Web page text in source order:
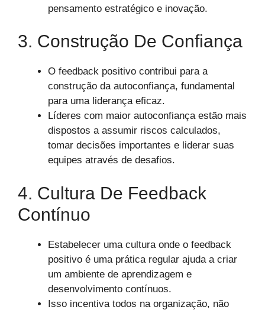
pensamento estratégico e inovação.
3. Construção De Confiança
O feedback positivo contribui para a
construção da autoconfiança, fundamental
para uma liderança eficaz.
Líderes com maior autoconfiança estão mais
dispostos a assumir riscos calculados,
tomar decisões importantes e liderar suas
equipes através de desafios.
4. Cultura De Feedback
Contínuo
Estabelecer uma cultura onde o feedback
positivo é uma prática regular ajuda a criar
um ambiente de aprendizagem e
desenvolvimento contínuos.
Isso incentiva todos na organização, não